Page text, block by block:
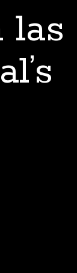
las